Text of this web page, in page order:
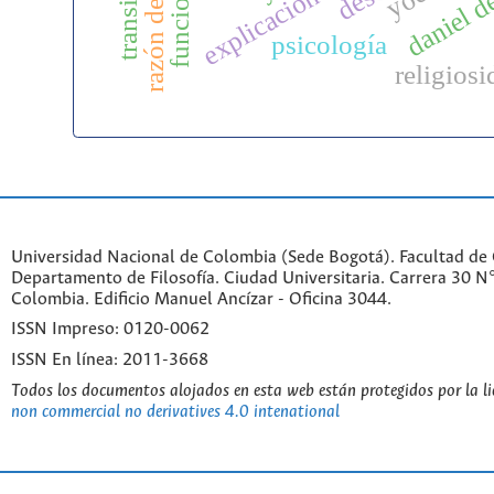
psicología
Universidad Nacional de Colombia (Sede Bogotá). Facultad de
Departamento de Filosofía. Ciudad Universitaria. Carrera 30
Colombia. Edificio Manuel Ancízar - Oficina 3044.
ISSN Impreso: 0120-0062
ISSN En línea: 2011-3668
Todos los documentos alojados en esta web están protegidos por la
non commercial no derivatives 4.0 intenational